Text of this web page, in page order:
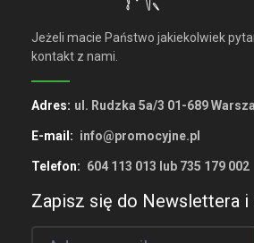
Jeżeli macie Państwo jakiekolwiek
kontakt z nami.
Adres: ul. Rudzka 5a/3 01-689
E-mail: info@promocyjne.pl
Telefon: 604 113 013 lub 735 179 002
Zapisz się do Newslettera i